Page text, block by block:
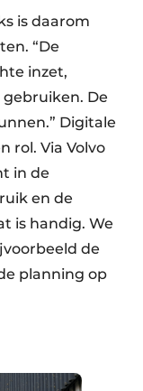
is daarom
“De
inzet,
De
Digitale
rol. Via Volvo
in de
en de
is handig. We
de
planning op